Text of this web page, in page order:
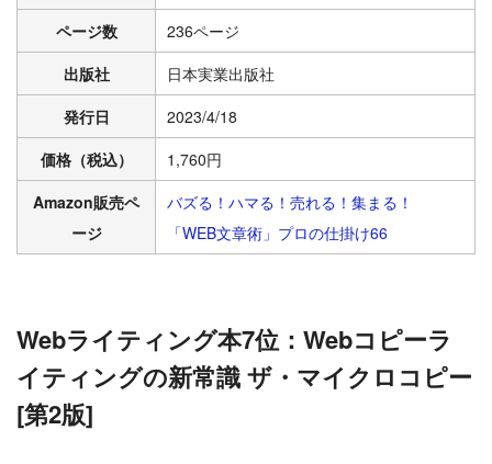
ページ数
236ページ
出版社
日本実業出版社
発行日
2023/4/18
価格（税込）
1,760円
Amazon販売ペ
ージ
バズる！ハマる！売れる！集まる！
「WEB文章術」プロの仕掛け66
Webライティング本7位：Webコピーラ
イティングの新常識 ザ・マイクロコピー
[第2版]